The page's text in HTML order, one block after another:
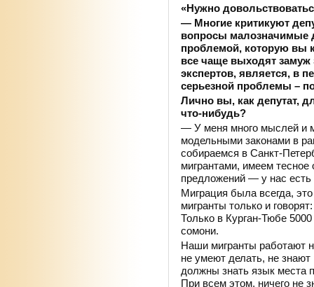
«Нужно
— Многие критикуют
вопросы малозначимые
проблемой, которую вы
все чаще выходят
экспертов, является, в
серьезной проблемы –
Лично вы, как депутат,
что-нибудь?
— У меня много мыслей и
модельными законами в
собираемся в Санкт-
мигрантами, имеем
предложений — у нас есть
Миграция была всегда,
мигранты только и
Только в Курган-Тюбе
сомони.
Наши мигранты работают
не умеют делать, не
должны знать язык места
При всем этом, ничего не